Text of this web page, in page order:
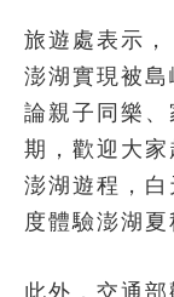
旅遊處表示
澎湖實現被
論親子同樂
期，歡迎大
澎湖遊程，
度體驗澎湖
此外，交通